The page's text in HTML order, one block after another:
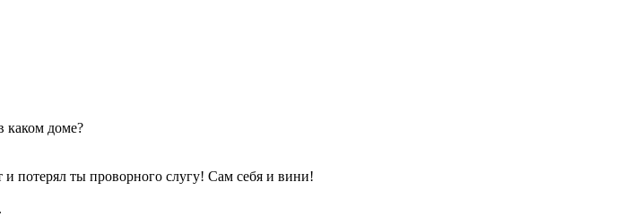
каком доме?
и потерял ты проворного слугу! Сам себя и вини!